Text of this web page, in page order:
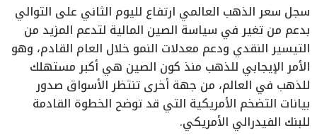
سجل سعر الذهب العالمي ارتفاع لليوم الثاني على التوالي
بدعم من تغير في سياسة الصين المالية لتدعم المزيد من
التيسير النقدي ودعم معدلات النمو خلال العام القادم، وهو
الأمر الإيجابي للذهب منذ كون الصين هي أكبر مستهلك
للذهب في العالم، من جهة أخرى تنتظر الأسواق صدور
بيانات التضخم الأمريكية التي قد توضح الخطوة القادمة
للبنك الفيدرالي الأمريكي.